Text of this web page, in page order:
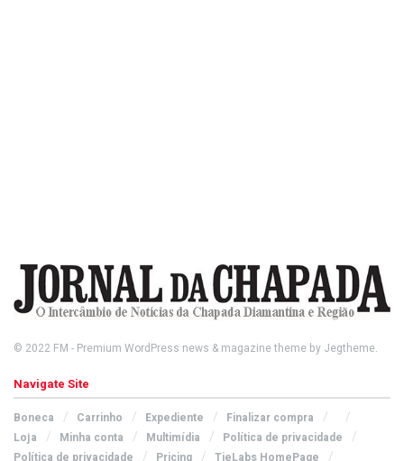
© 2022 FM - Premium WordPress news & magazine theme by Jegtheme.
Navigate Site
Boneca Carrinho Expediente
Finalizar compra
Loja
Minha conta Multimídia
Política de privacidade
Política de privacidade
Pricing TieLabs HomePage